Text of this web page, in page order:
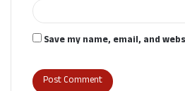
Save my name, email, and